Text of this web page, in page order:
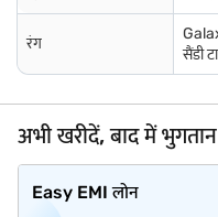
रंग
सैंडी
अभी खरीदें, बाद में
Easy EMI लोन